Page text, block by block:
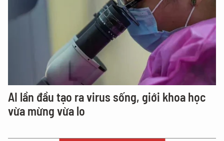
AI lần đầu tạo ra virus sống, giới khoa học
vừa mừng vừa lo